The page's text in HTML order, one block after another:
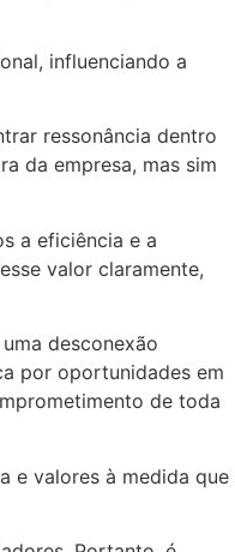
influenciando a
ressonância dentro
da empresa, mas sim
a eficiência e a
valor claramente,
desconexão
por oportunidades em
de toda
e valores à medida que